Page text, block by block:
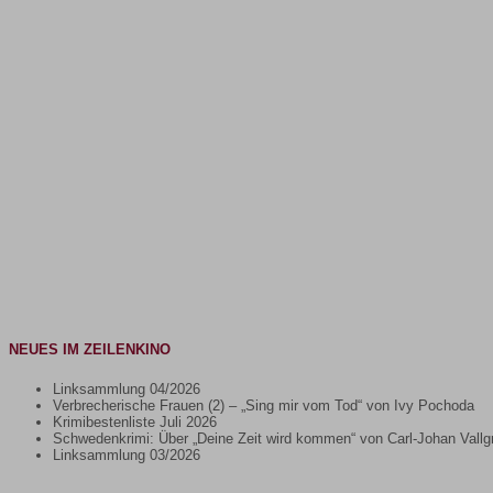
NEUES IM ZEILENKINO
Linksammlung 04/2026
Verbrecherische Frauen (2) – „Sing mir vom Tod“ von Ivy Pochoda
Krimibestenliste Juli 2026
Schwedenkrimi: Über „Deine Zeit wird kommen“ von Carl-Johan
Linksammlung 03/2026